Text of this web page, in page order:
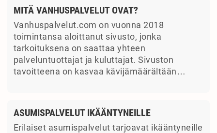
MITÄ VANHUSPALVELUT OVAT?
Vanhuspalvelut.com on vuonna 2018
toimintansa aloittanut sivusto, jonka
tarkoituksena on saattaa yhteen
palveluntuottajat ja kuluttajat. Sivuston
tavoitteena on kasvaa kävijämäärältään…
ASUMISPALVELUT IKÄÄNTYNEILLE
Erilaiset asumispalvelut tarjoavat ikääntyneille